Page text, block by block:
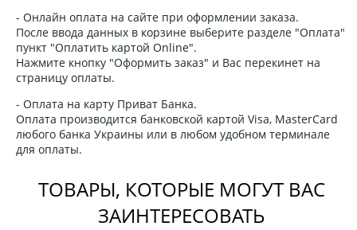
- Онлайн оплата на сайте при оформлении заказа.
После ввода данных в корзине выберите разделе "Оплата"
пункт "Оплатить картой Online".
Нажмите кнопку "Оформить заказ" и Вас перекинет на
страницу оплаты.
- Оплата на карту Приват Банка.
Оплата производится банковской картой Visa, MasterCard
любого банка Украины или в любом удобном терминале
для оплаты.
ТОВАРЫ, КОТОРЫЕ МОГУТ ВАС
ЗАИНТЕРЕСОВАТЬ